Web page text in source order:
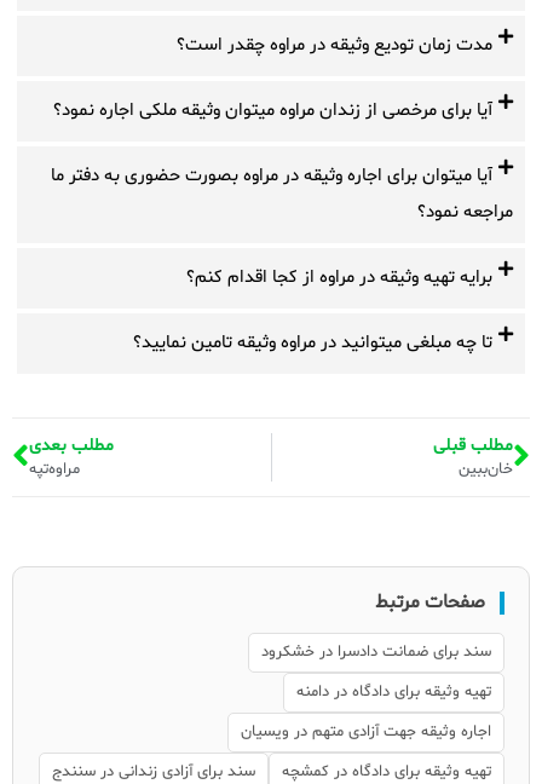
مدت زمان تودیع وثیقه در مراوه چقدر است؟
آیا برای مرخصی از زندان مراوه میتوان وثیقه ملکی اجاره نمود؟
آیا میتوان برای اجاره وثیقه در مراوه بصورت حضوری به دفتر ما
مراجعه نمود؟
برایه تهیه وثیقه در مراوه از کجا اقدام کنم؟
تا چه مبلغی میتوانید در مراوه وثیقه تامین نمایید؟
مطلب قبلی
خان‌ببین
مطلب بعدی
مراوه‌تپه
صفحات مرتبط
سند برای ضمانت دادسرا در خشکرود
تهیه وثیقه برای دادگاه در دامنه
اجاره وثیقه جهت آزادی متهم در ویسیان
تهیه وثیقه برای دادگاه در کمشچه
سند برای آزادی زندانی در سنندج